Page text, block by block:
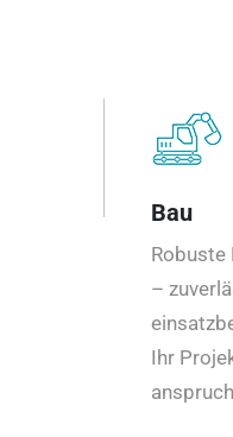
Bau
Robuste
–
Ihr